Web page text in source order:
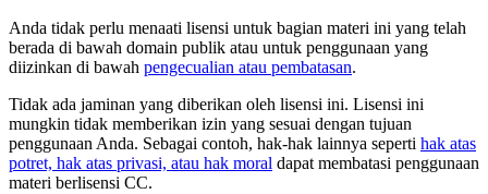
Anda tidak perlu menaati lisensi untuk bagian materi ini yang telah
berada di bawah domain publik atau untuk penggunaan yang
diizinkan di bawah pengecualian atau pembatasan.
Tidak ada jaminan yang diberikan oleh lisensi ini. Lisensi ini
mungkin tidak memberikan izin yang sesuai dengan tujuan
penggunaan Anda. Sebagai contoh, hak-hak lainnya seperti hak atas
potret, hak atas privasi, atau hak moral dapat membatasi penggunaan
materi berlisensi CC.